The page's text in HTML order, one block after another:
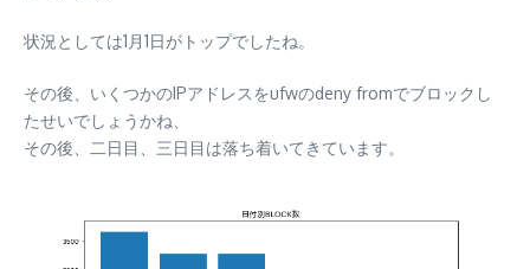
状況としては1月1日がトップでしたね。
その後、いくつかのIPアドレスをufwのdeny fromでブロックし
たせいでしょうかね、
その後、二日目、三日目は落ち着いてきています。